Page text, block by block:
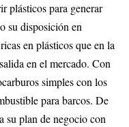
plásticos para generar
su disposición en
en plásticos que en la
en el mercado. Con
simples con los
para barcos. De
su plan de negocio con